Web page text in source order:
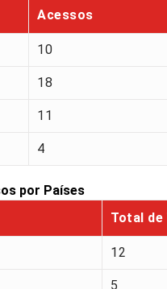
Acessos
10
18
11
4
por Países
Total
12
5